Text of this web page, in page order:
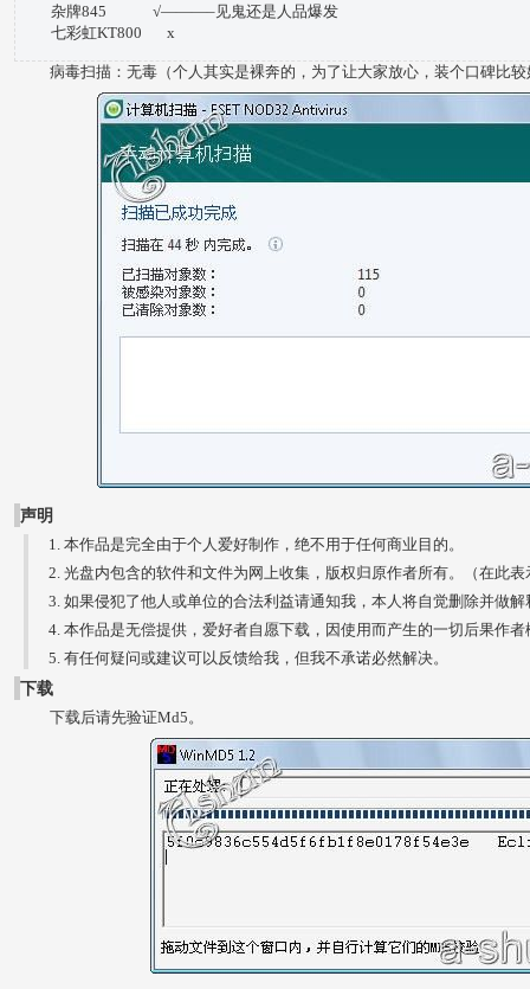
杂牌845 √———–见鬼还是人品爆发
七彩虹KT800 x
病毒扫描：无毒（个人其实是裸奔的，为了让大家放心，装个口碑比
声明
本作品是完全由于个人爱好制作，绝不用于任何商业目的。
光盘内包含的软件和文件为网上收集，版权归原作者所有。（在此表
如果侵犯了他人或单位的合法利益请通知我，本人将自觉删除并做解
本作品是无偿提供，爱好者自愿下载，因使用而产生的一切后果作者
有任何疑问或建议可以反馈给我，但我不承诺必然解决。
下载
下载后请先验证Md5。